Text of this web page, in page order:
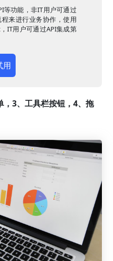
等功能，非IT用户可通过
来进行业务协作，使用
IT用户可通过API集成第
用
，3、工具栏按钮，4、拖